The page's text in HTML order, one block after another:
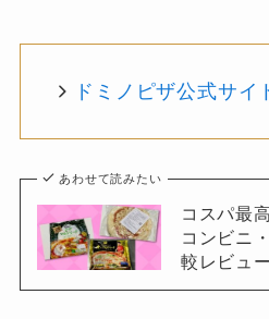
ドミノピザ公式サイ
あわせて読みたい
コスパ最
コンビニ
較レビュー